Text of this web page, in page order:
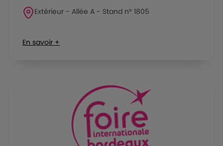
Extérieur - Allée A - Stand n° 1805
En savoir +